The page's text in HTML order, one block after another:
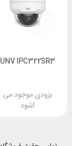
UNV IPC322SR3
بزودی موجود می
شود!